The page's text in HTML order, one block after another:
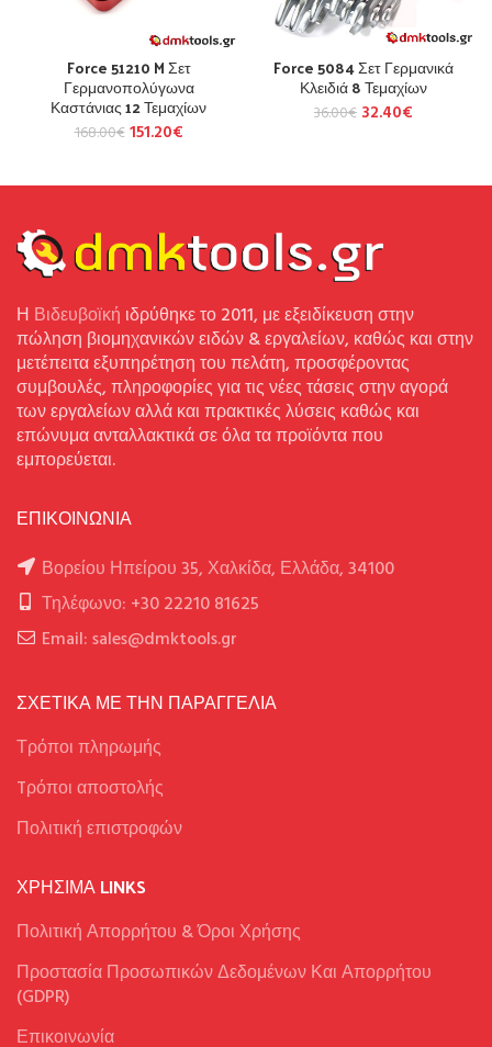
Force 51210 M Σετ
Γερμανοπολύγωνα
Καστάνιας 12 Τεμαχίων
168.00€ 151.20€
Force 5084 Σετ Γερμανικά
Κλειδιά 8 Τεμαχίων
36.00€ 32.40€
Η Βιδευβοϊκή ιδρύθηκε το 2011, με εξειδίκευση στην
πώληση βιομηχανικών ειδών & εργαλείων, καθώς και στην
μετέπειτα εξυπηρέτηση του πελάτη, προσφέροντας
συμβουλές, πληροφορίες για τις νέες τάσεις στην αγορά
των εργαλείων αλλά και πρακτικές λύσεις καθώς και
επώνυμα ανταλλακτικά σε όλα τα προϊόντα που
εμπορεύεται.
ΕΠΙΚΟΙΝΩΝΙΑ
Βορείου Ηπείρου 35, Χαλκίδα, Ελλάδα, 34100
Τηλέφωνο: +30 22210 81625
Email: sales@dmktools.gr
ΣΧΕΤΙΚΑ ΜΕ ΤΗΝ ΠΑΡΑΓΓΕΛΙΑ
Τρόποι πληρωμής
Tρόποι αποστολής
Πολιτική επιστροφών
ΧΡΉΣΙΜΑ LINKS
Πολιτική Απορρήτου & Όροι Χρήσης
Προστασία Προσωπικών Δεδομένων Και Απορρήτου
(GDPR)
Επικοινωνία